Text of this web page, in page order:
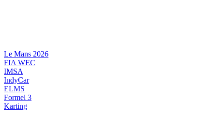
Le Mans 2026
FIA WEC
IMSA
IndyCar
ELMS
Formel 3
Karting